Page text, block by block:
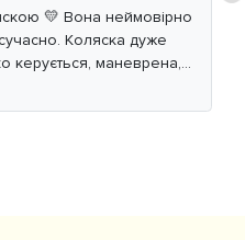
💛 Вона неймовірно
Коляска дуже
керується, маневрена,
дорозі. Дитині
та великий капюшон